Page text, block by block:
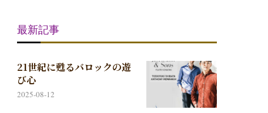
最新記事
21世紀に甦るバロックの遊
び心
2025-08-12